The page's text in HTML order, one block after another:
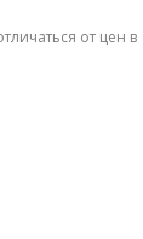
от цен в